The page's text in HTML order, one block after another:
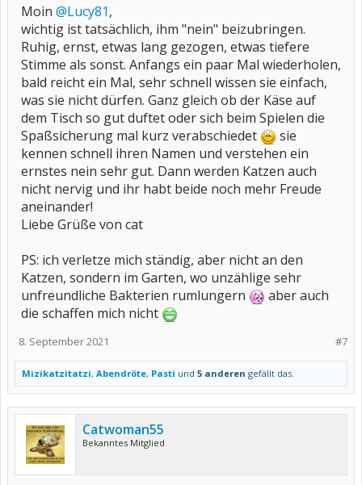
Moin @Lucy81,
wichtig ist tatsächlich, ihm "nein" beizubringen.
Ruhig, ernst, etwas lang gezogen, etwas tiefere
Stimme als sonst. Anfangs ein paar Mal wiederholen,
bald reicht ein Mal, sehr schnell wissen sie einfach,
was sie nicht dürfen. Ganz gleich ob der Käse auf
dem Tisch so gut duftet oder sich beim Spielen die
Spaßsicherung mal kurz verabschiedet
sie
kennen schnell ihren Namen und verstehen ein
ernstes nein sehr gut. Dann werden Katzen auch
nicht nervig und ihr habt beide noch mehr Freude
aneinander!
Liebe Grüße von cat
PS: ich verletze mich ständig, aber nicht an den
Katzen, sondern im Garten, wo unzählige sehr
unfreundliche Bakterien rumlungern
aber auch
die schaffen mich nicht
#7
8. September 2021
Mizikatzitatzi, Abendröte, Pasti und 5 anderen gefällt das.
Catwoman55
Bekanntes Mitglied